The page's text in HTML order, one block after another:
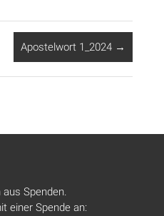
Apostelwort 1_2024 →
Spenden.
einer Spende an: